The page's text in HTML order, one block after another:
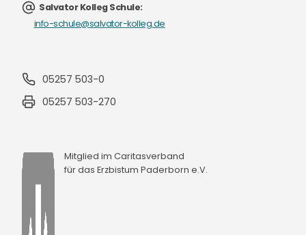
Salvator Kolleg Schule:
info-schule@salvator-kolleg.de
05257 503-0
05257 503-270
Mitglied im Caritasverband
für das Erzbistum Paderborn e.V.